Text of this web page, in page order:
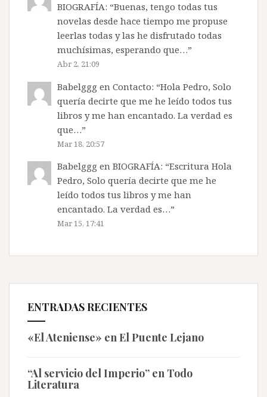
BIOGRAFÍA: “Buenas, tengo todas tus
novelas desde hace tiempo me propuse
leerlas todas y las he disfrutado todas
muchísimas, esperando que…”
Abr 2, 21:09
Babelggg en Contacto: “Hola Pedro, Solo
quería decirte que me he leído todos tus
libros y me han encantado. La verdad es
que…”
Mar 18, 20:57
Babelggg en BIOGRAFÍA: “Escritura Hola
Pedro, Solo quería decirte que me he
leído todos tus libros y me han
encantado. La verdad es…”
Mar 15, 17:41
ENTRADAS RECIENTES
«El Ateniense» en El Puente Lejano
“Al servicio del Imperio” en Todo
Literatura